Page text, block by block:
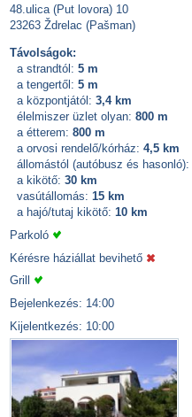
48.ulica (Put lovora) 10
23263 Ždrelac (Pašman)
Távolságok:
a strandtól: 5 m
a tengertől: 5 m
a központjától: 3,4 km
élelmiszer üzlet olyan: 800 m
a étterem: 800 m
a orvosi rendelő/kórház: 4,5 km
állomástól (autóbusz és hasonló):
a kikötő: 30 km
vasútállomás: 15 km
a hajó/tutaj kikötő: 10 km
Parkoló
Kérésre háziállat bevihető
Grill
Bejelenkezés: 14:00
Kijelentkezés: 10:00